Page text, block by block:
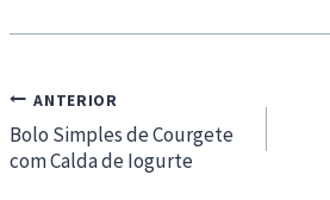
Navegação
de
artigos
ANTERIOR
Bolo Simples de Courgete
com Calda de Iogurte